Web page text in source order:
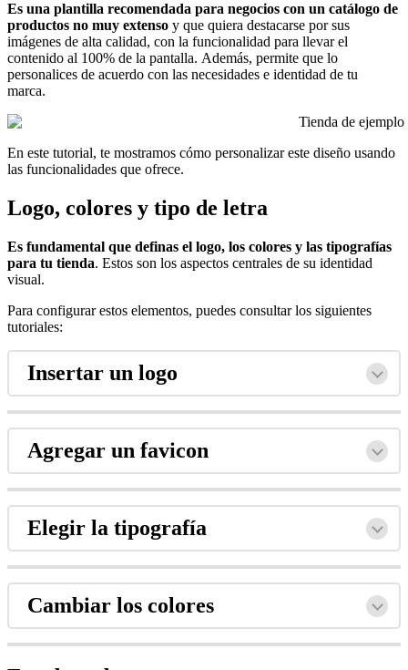
Es una plantilla recomendada para negocios con un catálogo de
productos no muy extenso y que quiera destacarse por sus
imágenes de alta calidad, con la funcionalidad para llevar el
contenido al 100% de la pantalla. Además, permite que lo
personalices de acuerdo con las necesidades e identidad de tu
marca.
En este tutorial, te mostramos cómo personalizar este diseño usando
las funcionalidades que ofrece.
Logo, colores y tipo de letra
Es fundamental que definas el logo, los colores y las tipografías
para tu tienda. Estos son los aspectos centrales de su identidad
visual.
Para configurar estos elementos, puedes consultar los siguientes
tutoriales:
Insertar un logo
Agregar un favicon
Elegir la tipografía
Cambiar los colores